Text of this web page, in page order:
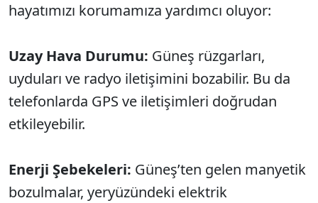
hayatımızı korumamıza yardımcı oluyor:
Uzay Hava Durumu: Güneş rüzgarları,
uyduları ve radyo iletişimini bozabilir. Bu da
telefonlarda GPS ve iletişimleri doğrudan
etkileyebilir.
Enerji Şebekeleri: Güneş’ten gelen manyetik
bozulmalar, yeryüzündeki elektrik